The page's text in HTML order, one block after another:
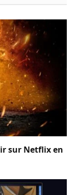
sur Netflix en